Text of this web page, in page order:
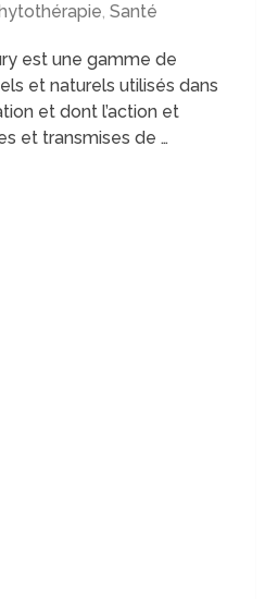
,Santé
est une gamme de
et naturels utilisés dans
et dont l’action et
et transmises de …